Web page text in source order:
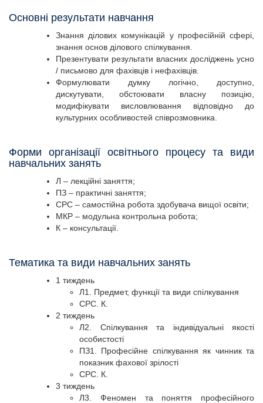
Основні результати навчання
Знання ділових комунікацій у професійній сфері,
знання основ ділового спілкування.
Презентувати результати власних досліджень усно
/ письмово для фахівців і нефахівців.
Формулювати думку логічно, доступно,
дискутувати, обстоювати власну позицію,
модифікувати висловлювання відповідно до
культурних особливостей співрозмовника.
Форми організації освітнього процесу та види
навчальних занять
Л – лекційні заняття;
ПЗ – практичні заняття;
СРС – самостійна робота здобувача вищої освіти;
МКР – модульна контрольна робота;
К – консультації.
Тематика та види навчальних занять
1 тиждень
Л1. Предмет, функції та види спілкування
СРС. К.
2 тиждень
Л2. Спілкування та індивідуальні якості
особистості
ПЗ1. Професійне спілкування як чинник та
показник фахової зрілості
СРС. К.
3 тиждень
Л3. Феномен та поняття професійного